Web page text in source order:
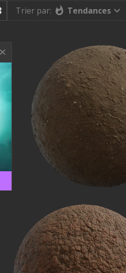
Trier par: Tendances